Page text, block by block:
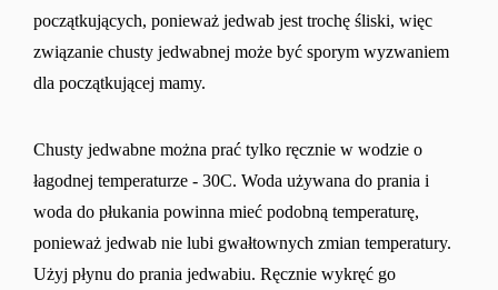
początkujących, ponieważ jedwab jest trochę śliski, więc
związanie chusty jedwabnej może być sporym wyzwaniem
dla początkującej mamy.
Chusty jedwabne można prać tylko ręcznie w wodzie o
łagodnej temperaturze - 30C. Woda używana do prania i
woda do płukania powinna mieć podobną temperaturę,
ponieważ jedwab nie lubi gwałtownych zmian temperatury.
Użyj płynu do prania jedwabiu. Ręcznie wykręć go